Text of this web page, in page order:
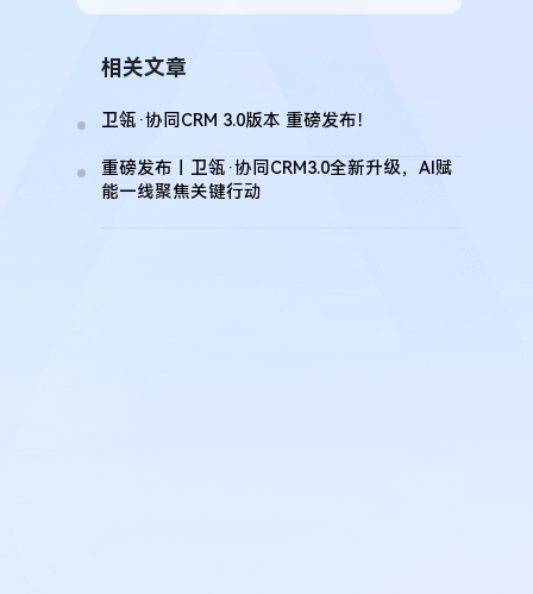
相关文章
卫瓴·协同CRM 3.0版本 重磅发布！
重磅发布丨卫瓴·协同CRM3.0全新升级，AI赋
能一线聚焦关键行动